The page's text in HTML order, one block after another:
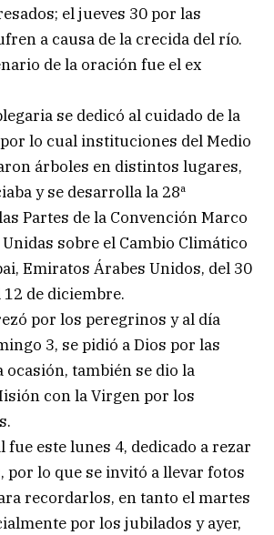
el jueves 30 por las
a causa de la crecida del río.
de la oración fue el ex
se dedicó al cuidado de la
por lo cual instituciones del Medio
árboles en distintos lugares,
y se desarrolla la 28ª
Partes de la Convención Marco
sobre el Cambio Climático
Emiratos Árabes Unidos, del 30
de diciembre.
por los peregrinos y al día
3, se pidió a Dios por las
ocasión, también se dio la
con la Virgen por los
fue este lunes 4, dedicado a rezar
lo que se invitó a llevar fotos
recordarlos, en tanto el martes
por los jubilados y ayer,